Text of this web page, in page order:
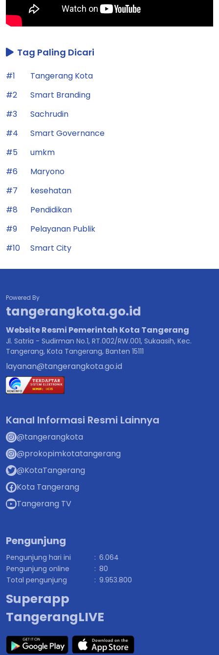
Tag Paling Dicari
#1
Tangerang Kota
#2
Smart Branding
#3
Sachrudin
#4
Smart Governance
#5
umkm
#6
Maryono
#7
kesehatan
#8
Pendidikan
#9
Pelayanan Publik
#10
Smart City
Powered By
tangerangkota.go.id
Website Resmi Pemerintah Kota Tangerang
Jl. Satria - Sudirman No.1, RT.002/RW.001, Sukaasih, Kec.
Tangerang, Kota Tangerang, Banten 15111
layanan@tangerangkota.go.id
Kanal Informasi Resmi Lainnya
@tangerangkota
@prokopimkotatangerang
@KotaTangerang
Kota Tangerang
Tangerang TV
Pengunjung
Pengunjung hari ini : 6.064
Pengunjung online
: 80
Total pengunjung
: 9.953.800
Superapp
TangerangLIVE